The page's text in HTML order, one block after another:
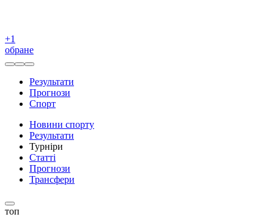
+1
обране
Результати
Прогнози
Спорт
Новини спорту
Результати
Турніри
Статті
Прогнози
Трансфери
топ